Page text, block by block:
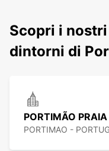
Scopri i
dintorni di
PORTIMÃO
PORTIMAO -